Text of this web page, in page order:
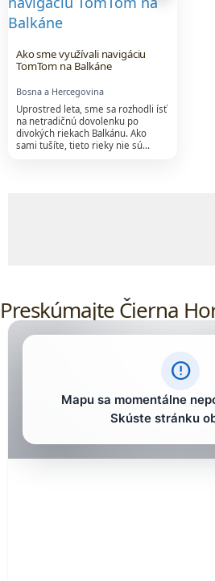
Ako sme využívali navigáciu
TomTom na Balkáne
Bosna a Hercegovina
Uprostred leta, sme sa rozhodli ísť
na netradičnú dovolenku po
divokých riekach Balkánu. Ako
sami tušíte, tieto rieky nie sú…
Preskúmajte Čierna
error_outline
Mapu sa momentálne
Skúste stránku